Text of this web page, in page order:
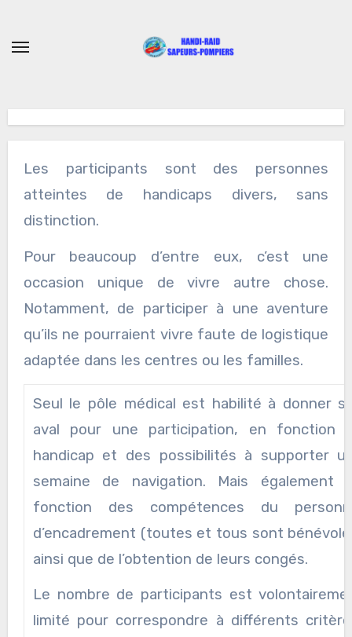
content
Les participants sont des personnes
atteintes de handicaps divers, sans
distinction.
Pour beaucoup d’entre eux, c’est une
occasion unique de vivre autre chose.
Notamment, de participer à une aventure
qu’ils ne pourraient vivre faute de logistique
adaptée dans les centres ou les familles.
Seul le pôle médical est habilité à donner
aval pour une participation, en fonction
handicap et des possibilités à supporter
semaine de navigation. Mais également
fonction des compétences du
d’encadrement (toutes et tous sont
ainsi que de l’obtention de leurs congés.
Le nombre de participants est
limité pour correspondre à différents